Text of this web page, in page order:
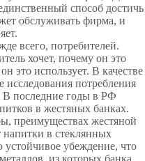
способ достичь
обслуживать фирма, и
всего, потребителей.
хочет, почему он это
это использует. В качестве
потребления
В последние годы в РФ
в жестяных банках.
преимуществах жестяной
в стеклянных
убеждение, что